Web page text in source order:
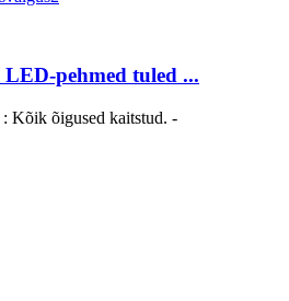
pehmed tuled ...
Kõik õigused kaitstud. -